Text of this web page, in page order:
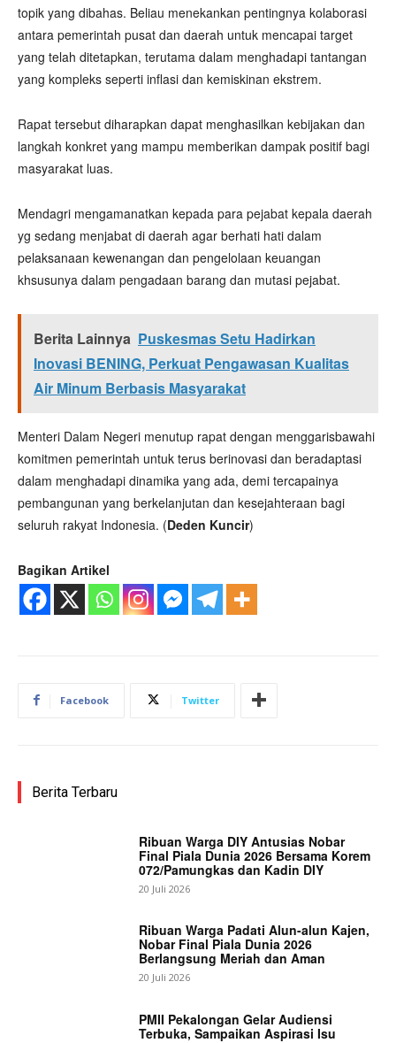
topik yang dibahas. Beliau menekankan pentingnya kolaborasi
antara pemerintah pusat dan daerah untuk mencapai target
yang telah ditetapkan, terutama dalam menghadapi tantangan
yang kompleks seperti inflasi dan kemiskinan ekstrem.
Rapat tersebut diharapkan dapat menghasilkan kebijakan dan
langkah konkret yang mampu memberikan dampak positif bagi
masyarakat luas.
Mendagri mengamanatkan kepada para pejabat kepala daerah
yg sedang menjabat di daerah agar berhati hati dalam
pelaksanaan kewenangan dan pengelolaan keuangan
khsusunya dalam pengadaan barang dan mutasi pejabat.
Berita Lainnya Puskesmas Setu Hadirkan
Inovasi BENING, Perkuat Pengawasan Kualitas
Air Minum Berbasis Masyarakat
Menteri Dalam Negeri menutup rapat dengan menggarisbawahi
komitmen pemerintah untuk terus berinovasi dan beradaptasi
dalam menghadapi dinamika yang ada, demi tercapainya
pembangunan yang berkelanjutan dan kesejahteraan bagi
seluruh rakyat Indonesia. (Deden Kuncir)
Bagikan Artikel
Facebook Twitter
Berita Terbaru
Ribuan Warga DIY Antusias Nobar
Final Piala Dunia 2026 Bersama Korem
072/Pamungkas dan Kadin DIY
20 Juli 2026
Ribuan Warga Padati Alun-alun Kajen,
Nobar Final Piala Dunia 2026
Berlangsung Meriah dan Aman
20 Juli 2026
PMII Pekalongan Gelar Audiensi
Terbuka, Sampaikan Aspirasi Isu